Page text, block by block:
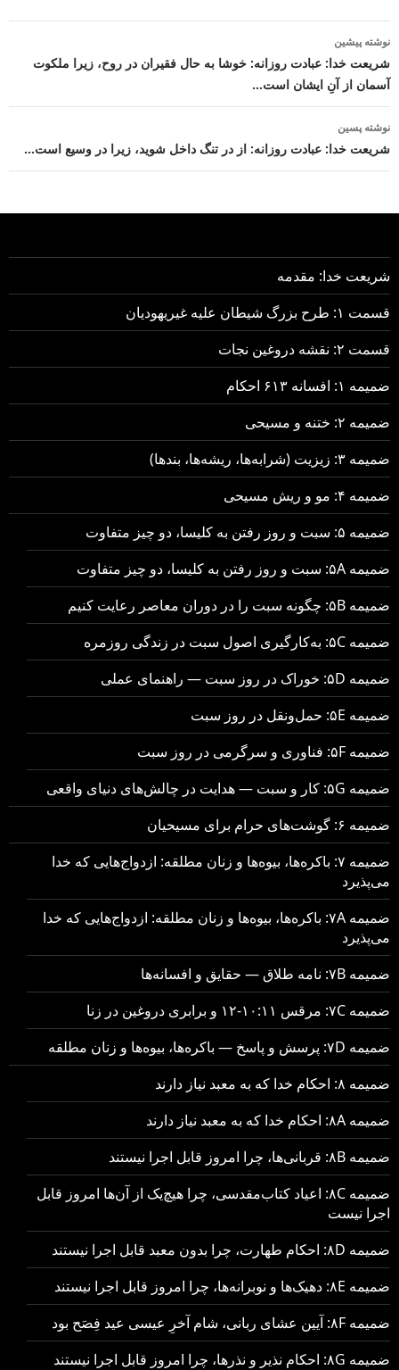
ناوبری
نوشته
نوشته پیشین
شریعت خدا: عبادت روزانه: خوشا به حال فقیران در روح، زیرا ملکوت
آسمان از آنِ ایشان است…
نوشته پسین
شریعت خدا: عبادت روزانه: از در تنگ داخل شوید، زیرا در وسیع است…
شریعت خدا: مقدمه
قسمت ۱: طرح بزرگ شیطان علیه غیریهودیان
قسمت ۲: نقشه دروغین نجات
ضمیمه ۱: افسانه ۶۱۳ احکام
ضمیمه ۲: ختنه و مسیحی
ضمیمه ۳: زیزیت (شرابه‌ها، ریشه‌ها، بندها)
ضمیمه ۴: مو و ریش مسیحی
ضمیمه ۵: سبت و روز رفتن به کلیسا، دو چیز متفاوت
ضمیمه ۵A: سبت و روز رفتن به کلیسا، دو چیز متفاوت
ضمیمه ۵B: چگونه سبت را در دوران معاصر رعایت کنیم
ضمیمه ۵C: به‌کارگیری اصول سبت در زندگی روزمره
ضمیمه ۵D: خوراک در روز سبت — راهنمای عملی
ضمیمه ۵E: حمل‌ونقل در روز سبت
ضمیمه ۵F: فناوری و سرگرمی در روز سبت
ضمیمه ۵G: کار و سبت — هدایت در چالش‌های دنیای واقعی
ضمیمه ۶: گوشت‌های حرام برای مسیحیان
ضمیمه ۷: باکره‌ها، بیوه‌ها و زنان مطلقه: ازدواج‌هایی که خدا
می‌پذیرد
ضمیمه ۷A: باکره‌ها، بیوه‌ها و زنان مطلقه: ازدواج‌هایی که خدا
می‌پذیرد
ضمیمه ۷B: نامه طلاق — حقایق و افسانه‌ها
ضمیمه ۷C: مرقس ۱۰:۱۱-۱۲ و برابری دروغین در زنا
ضمیمه ۷D: پرسش و پاسخ — باکره‌ها، بیوه‌ها و زنان مطلقه
ضمیمه ۸: احکام خدا که به معبد نیاز دارند
ضمیمه ۸A: احکام خدا که به معبد نیاز دارند
ضمیمه ۸B: قربانی‌ها، چرا امروز قابل اجرا نیستند
ضمیمه ۸C: اعیاد کتاب‌مقدسی، چرا هیچ‌یک از آن‌ها امروز قابل
اجرا نیست
ضمیمه ۸D: احکام طهارت، چرا بدون معبد قابل اجرا نیستند
ضمیمه ۸E: دهیک‌ها و نوبرانه‌ها، چرا امروز قابل اجرا نیستند
ضمیمه ۸F: آیین عشای ربانی، شام آخرِ عیسی عید فِصَح بود
ضمیمه ۸G: احکام نذیر و نذرها، چرا امروز قابل اجرا نیستند